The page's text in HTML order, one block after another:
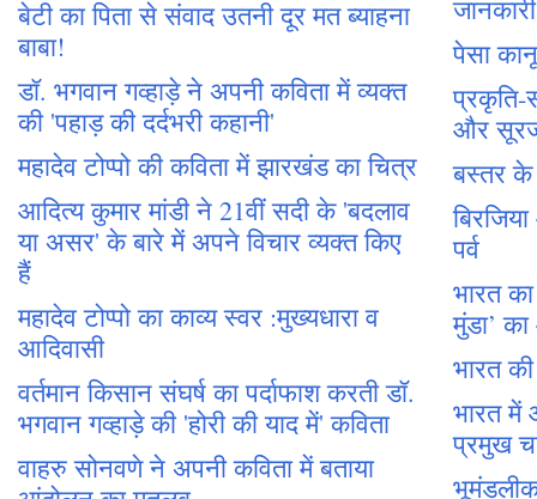
बेटी का पिता से संवाद उतनी दूर मत ब्याहना
बाबा!
डॉ. भगवान गव्हाड़े ने अपनी कविता में व्यक्त
की 'पहाड़ की दर्दभरी कहानी'
महादेव टोप्पो की कविता में झारखंड का चित्र
आदित्य कुमार मांडी ने 21वीं सदी के 'बदलाव
या असर' के बारे में अपने विचार व्यक्त किए
हैं
महादेव टोप्पो का काव्य स्वर :मुख्यधारा व
आदिवासी
वर्तमान किसान संघर्ष का पर्दाफाश करती डॉ.
भगवान गव्हाड़े की 'होरी की याद में' कविता
वाहरु सोनवणे ने अपनी कविता में बताया
जानकारी
पेसा
प्रकृति-
और
बस्तर के
पर्व
भारत
मुंडा’
भारत
भारत में
प्रमुख